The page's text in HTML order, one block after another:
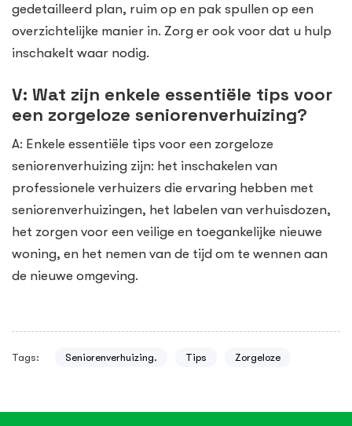
gedetailleerd plan, ruim op en pak spullen op een
overzichtelijke manier in. Zorg er ook voor dat u hulp
inschakelt waar nodig.
V: Wat zijn enkele essentiële tips voor
een zorgeloze seniorenverhuizing?
A: Enkele essentiële tips voor een zorgeloze
seniorenverhuizing zijn: het inschakelen van
professionele verhuizers die ervaring hebben met
seniorenverhuizingen, het labelen van verhuisdozen,
het zorgen voor een veilige en toegankelijke nieuwe
woning, en het nemen van de tijd om te wennen aan
de nieuwe omgeving.
Tags: Seniorenverhuizing. Tips Zorgeloze